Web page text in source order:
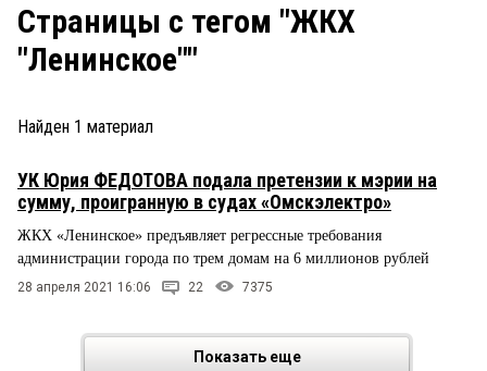
ЗАКОН
ПРОИСШЕСТВИЯ
СТИЛЬ ЖИЗНИ
Рейтинги
Страницы c тегом "ЖКХ
"Ленинское""
Найден 1 материал
УК Юрия ФЕДОТОВА подала претензии к мэрии на
сумму, проигранную в судах «Омскэлектро»
ЖКХ «Ленинское» предъявляет регрессные требования
администрации города по трем домам на 6 миллионов рублей
28 апреля 2021 16:06 22 7375
Показать еще